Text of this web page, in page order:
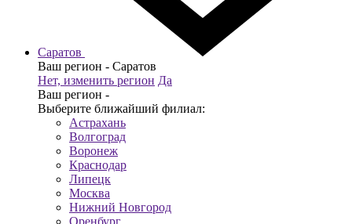
Саратов
Ваш регион - Саратов
Нет, изменить регион Да
Ваш регион -
Выберите ближайший филиал:
Астрахань
Волгоград
Воронеж
Краснодар
Липецк
Москва
Нижний Новгород
Оренбург